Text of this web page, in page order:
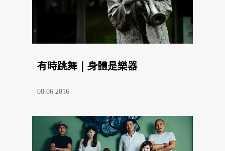
有時跳舞｜身體是樂器
08.06.2016